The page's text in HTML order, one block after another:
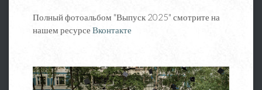
Полный фотоальбом "Выпуск 2025" смотрите на
нашем ресурсе Вконтакте